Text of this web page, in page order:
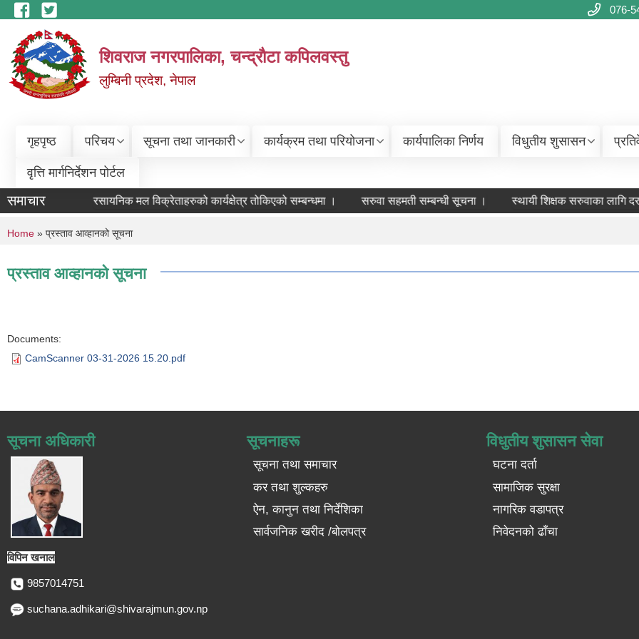
Skip to main content 076-
शिवराज नगरपालिका, चन्द्राैटा कपिलवस्तु
लुम्बिनी प्रदेश, नेपाल
गृहपृष्ठ परिचय सूचना तथा जानकारी कार्यक्रम तथा परियोजना कार्यपालिका निर्णय विधुतीय शुसासन
वृत्ति मार्गनिर्देशन पोर्टल
समाचार रसायनिक मल विक्रेताहरुको कार्यक्षेत्र तोकिएको सम्बन्धमा । सरुवा सहमती सम्बन्धी सूचना । स्थायी शिक्षक सरुवाका लागि
You are here
Home » प्रस्ताव आव्हानको सूचना
प्रस्ताव आव्हानको सूचना
Documents:
CamScanner 03-31-2026 15.20.pdf
सूचना अधिकारी
विपिन खनाल
9857014751
suchana.adhikari@shivarajmun.gov.np
सूचनाहरू
सूचना तथा समाचार
कर तथा शुल्कहरु
ऐन, कानुन तथा निर्देशिका
सार्वजनिक खरीद /बोलपत्र
विधुतीय शुसासन सेवा
घटना दर्ता
सामाजिक सुरक्षा
नागरिक वडापत्र
निवेदनको ढाँचा